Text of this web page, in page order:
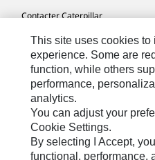
Contacter Caterpillar
Mes Préférences Marketing
Plan Du Site
Cookie Settings
Mentions Légales
Confidentialité
This site uses cookies to
experience. Some are
function, while others
performance,
analytics.
You can adjust your
Cookie Settings.
By selecting I Accept,
functional, performance,